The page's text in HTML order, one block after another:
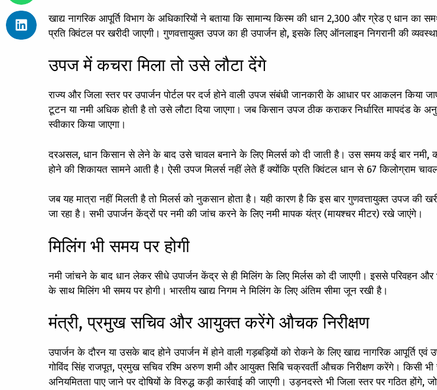
खाद्य नागरिक आपूर्ति विभाग के अधिकारियों ने बताया कि सामान्य किस्म की धान 2,300 और ग्रेड ए धान का
प्रति क्विंटल पर खरीदी जाएगी। गुणवत्तायुक्त उपज का ही उपार्जन हो, इसके लिए ऑनलाइन निगरानी की
उपज में कचरा मिला तो उसे लौटा देंगे
राज्य और जिला स्तर पर उपार्जन पोर्टल पर दर्ज होने वाली उपज संबंधी जानकारी के आधार पर आकलन किया
टूटन या नमी अधिक होती है तो उसे लौटा दिया जाएगा। जब किसान उपज ठीक कराकर निर्धारित मापदंड के
स्वीकार किया जाएगा।
दरअसल, धान किसान से लेने के बाद उसे चावल बनाने के लिए मिलर्स को दी जाती है। उस समय कई बार
होने की शिकायत सामने आती है। ऐसी उपज मिलर्स नहीं लेते हैं क्योंकि प्रति क्विंटल धान से 67 किलोग्राम
जब यह मात्रा नहीं मिलती है तो मिलर्स को नुकसान होता है। यही कारण है कि इस बार गुणवत्तायुक्त उपज की
जा रहा है। सभी उपार्जन केंद्रों पर नमी की जांच करने के लिए नमी मापक यंत्र (मायश्चर मीटर) रखे जाएंगे।
मिलिंग भी समय पर होगी
नमी जांचने के बाद धान लेकर सीधे उपार्जन केंद्र से ही मिलिंग के लिए मिर्लस को दी जाएगी। इससे परिवहन
के साथ मिलिंग भी समय पर होगी। भारतीय खाद्य निगम ने मिलिंग के लिए अंतिम सीमा जून रखी है।
मंत्री, प्रमुख सचिव और आयुक्त करेंगे औचक निरीक्षण
उपार्जन के दौरन या उसके बाद होने उपार्जन में होने वाली गड़बड़ियों को रोकने के लिए खाद्य नागरिक आपूर्ति एवं
गोविंद सिंह राजपूत, प्रमुख सचिव रश्मि अरुण शमी और आयुक्त सिबि चक्रवर्ती औचक निरीक्षण करेंगे। किसी भी
अनियमितता पाए जाने पर दोषियों के विरुद्ध कड़ी कार्रवाई की जाएगी। उड़नदस्ते भी जिला स्तर पर गठित होंगे,